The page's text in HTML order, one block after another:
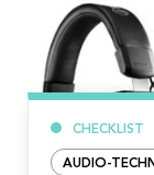
CHECKLIST
AUDIO-